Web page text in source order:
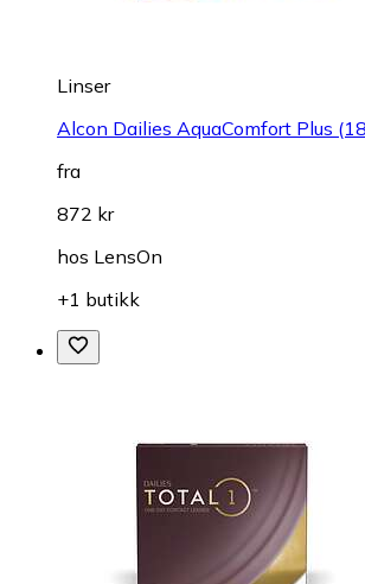
Linser
Alcon Dailies AquaComfort Plus
fra
872 kr
hos LensOn
+1 butikk